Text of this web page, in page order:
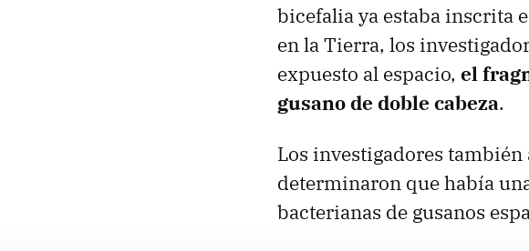
bicefalia ya estaba inscrita
en la Tierra, los
expuesto al espacio, el
gusano de doble cabeza.
Los investigadores
determinaron que había
bacterianas de gusanos